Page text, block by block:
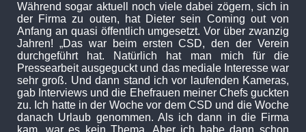
Während sogar aktuell noch viele dabei zögern, sich in
der Firma zu outen, hat Dieter sein Coming out von
Anfang an quasi öffentlich umgesetzt. Vor über zwanzig
Jahren! „Das war beim ersten CSD, den der Verein
durchgeführt hat. Natürlich hat man mich für die
Pressearbeit ausgeguckt und das mediale Interesse war
sehr groß. Und dann stand ich vor laufenden Kameras,
gab Interviews und die Ehefrauen meiner Chefs guckten
zu. Ich hatte in der Woche vor dem CSD und die Woche
danach Urlaub genommen. Als ich dann in die Firma